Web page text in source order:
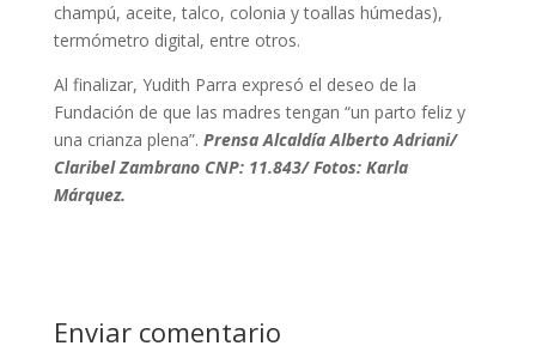
champú, aceite, talco, colonia y toallas húmedas),
termómetro digital, entre otros.
Al finalizar, Yudith Parra expresó el deseo de la
Fundación de que las madres tengan “un parto feliz y
una crianza plena”. Prensa Alcaldía Alberto Adriani/
Claribel Zambrano CNP: 11.843/ Fotos: Karla
Márquez.
Enviar comentario